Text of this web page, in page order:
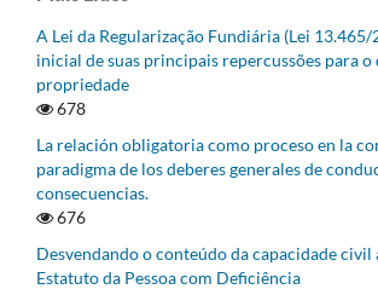
A Lei da Regularização Fundiária (Lei 13.465/
inicial de suas principais repercussões para
propriedade
678
La relación obligatoria como proceso en la
paradigma de los deberes generales de
consecuencias.
676
Desvendando o conteúdo da capacidade
Estatuto da Pessoa com Deficiência